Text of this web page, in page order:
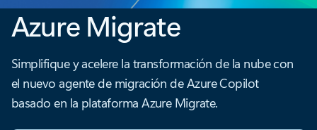
Azure Migrate
Simplifique y acelere la transformación de la nube con
el nuevo agente de migración de Azure Copilot
basado en la plataforma Azure Migrate.